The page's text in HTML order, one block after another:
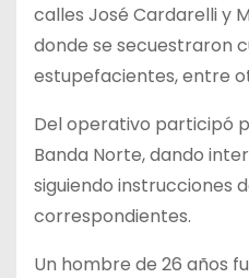
calles José Cardarelli y
donde se secuestraron
estupefacientes, entre
Del operativo participó
Banda Norte, dando
siguiendo instrucciones
correspondientes.
Un hombre de 26 años